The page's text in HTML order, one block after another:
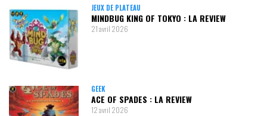
JEUX DE PLATEAU
MINDBUG KING OF TOKYO : LA REVIEW
21 avril 2026
GEEK
ACE OF SPADES : LA REVIEW
12 avril 2026